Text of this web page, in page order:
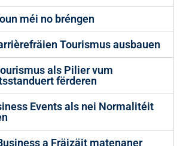
méi no bréngen
Tourismus ausbauen
als Pilier vum
fërderen
Events als nei Normalitéit
a Fräizäit matenaner